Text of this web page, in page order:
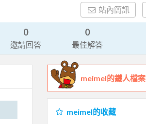
站內簡訊
0
邀請回答
0
最佳解答
meimel的鐵人檔案
meimel的收藏